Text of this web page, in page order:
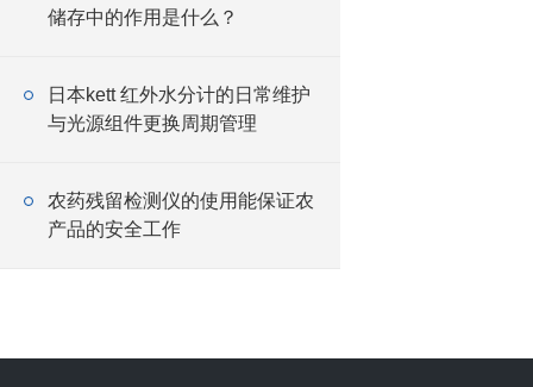
储存中的作用是什么？
日本kett 红外水分计的日常维护
与光源组件更换周期管理
农药残留检测仪的使用能保证农
产品的安全工作